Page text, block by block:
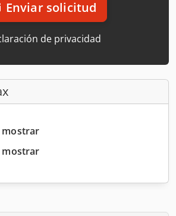
Enviar solicitud
de privacidad
mostrar
mostrar